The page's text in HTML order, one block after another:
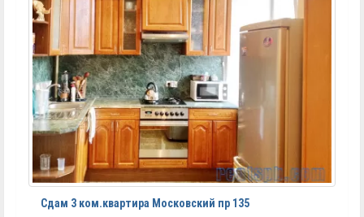
Сдам 3 ком.квартира Московский пр 135